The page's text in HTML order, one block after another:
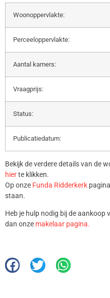
Woonoppervlakte:
Perceeloppervlakte:
Aantal kamers:
Vraagprijs:
Status:
Publicatiedatum:
Bekijk de verdere details van de
hierte klikken.
Op onze Funda Ridderkerk
staan.
Heb je hulp nodig bij de aankoop
dan onze makelaar pagina.